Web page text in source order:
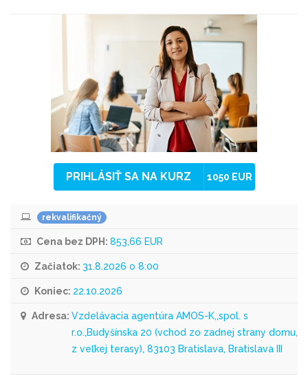
PRIHLÁSIŤ SA NA KURZ 1050 EUR
rekvalifikačný
Cena bez DPH: 853,66 EUR
Začiatok: 31.8.2026 o 8:00
Koniec: 22.10.2026
Adresa: Vzdelávacia agentúra AMOS-K,,spol. s
r.o.,Budyšínska 20 (vchod zo zadnej strany domu,
z veľkej terasy), 83103 Bratislava, Bratislava III